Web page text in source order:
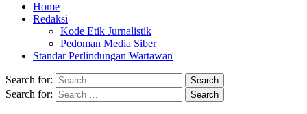
Home
Redaksi
Kode Etik Jurnalistik
Pedoman Media Siber
Standar Perlindungan Wartawan
Search for:
Search for: